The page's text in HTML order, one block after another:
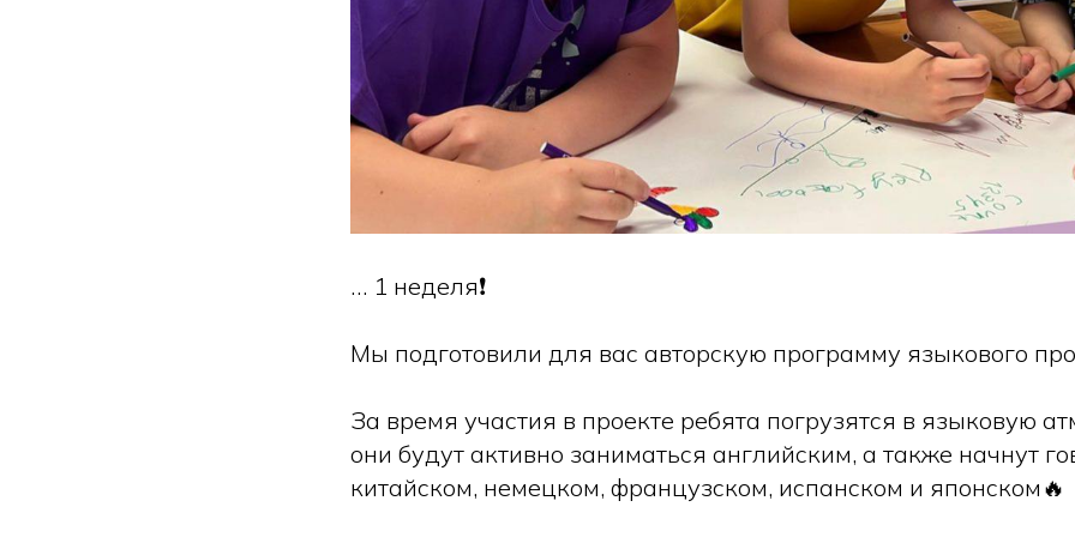
… 1 неделя❗️
Мы подготовили для вас авторскую программу языкового
За время участия в проекте ребята погрузятся в языковую
они будут активно заниматься английским, а также начнут
китайском, немецком, французском, испанском и японском🔥